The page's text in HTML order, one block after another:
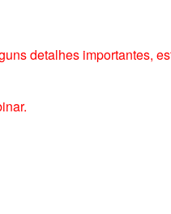
detalhes importantes,